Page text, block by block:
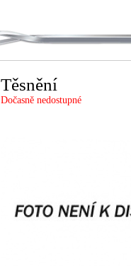
Těsnění
Dočasně nedostupné